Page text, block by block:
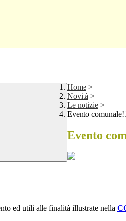
Home >
Novità >
Le notizie >
Evento
Evento
ed utili alle finalità illustrate nella